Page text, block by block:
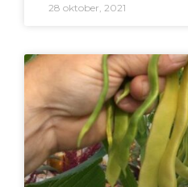
28 oktober, 2021